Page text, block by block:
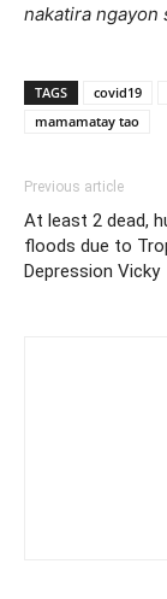
nakatira ngayon
TAGS covid19
mamamatay tao
Previous article
At least 2 dead,
floods due to
Depression Vicky